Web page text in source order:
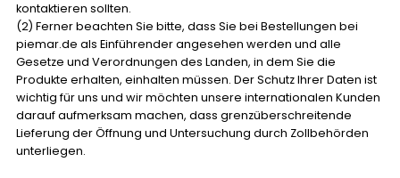
kontaktieren sollten.
(2) Ferner beachten Sie bitte, dass Sie bei Bestellungen bei
piemar.de als Einführender angesehen werden und alle
Gesetze und Verordnungen des Landen, in dem Sie die
Produkte erhalten, einhalten müssen. Der Schutz Ihrer Daten ist
wichtig für uns und wir möchten unsere internationalen Kunden
darauf aufmerksam machen, dass grenzüberschreitende
Lieferung der Öffnung und Untersuchung durch Zollbehörden
unterliegen.